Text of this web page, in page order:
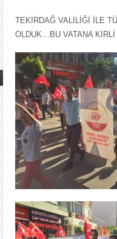
TEKİRDAĞ VALİLİĞİ İLE
OLDUK…BU VATANA